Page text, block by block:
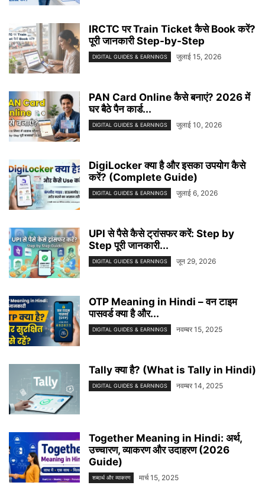
IRCTC पर Train Ticket कैसे Book करें?
पूरी जानकारी Step-by-Step
DIGITAL GUIDES & EARNINGS जुलाई 15, 2026
PAN Card Online कैसे बनाएं? 2026 में
घर बैठे पैन कार्ड...
DIGITAL GUIDES & EARNINGS जुलाई 10, 2026
DigiLocker क्या है और इसका उपयोग कैसे
करें? (Complete Guide)
DIGITAL GUIDES & EARNINGS जुलाई 6, 2026
UPI से पैसे कैसे ट्रांसफर करें: Step by
Step पूरी जानकारी...
DIGITAL GUIDES & EARNINGS जून 29, 2026
OTP Meaning in Hindi – वन टाइम
पासवर्ड क्या है और...
DIGITAL GUIDES & EARNINGS नवम्बर 15, 2025
Tally क्या है? (What is Tally in Hindi)
DIGITAL GUIDES & EARNINGS नवम्बर 14, 2025
Together Meaning in Hindi: अर्थ,
उच्चारण, व्याकरण और उदाहरण (2026
Guide)
शब्दार्थ और व्याकरण मार्च 15, 2025